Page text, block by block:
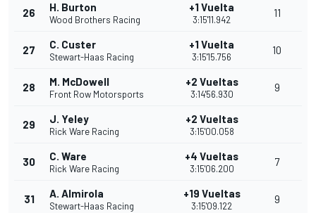
26 H. Burton
Wood Brothers Racing
+1 Vuelta
3:15'11.942
11
27 C. Custer
Stewart-Haas Racing
+1 Vuelta
3:15'15.756
10
28 M. McDowell
Front Row Motorsports
+2 Vueltas
3:14'56.930
9
29 J. Yeley
Rick Ware Racing
+2 Vueltas
3:15'00.058
30 C. Ware
Rick Ware Racing
+4 Vueltas
3:15'06.200
7
31 A. Almirola
Stewart-Haas Racing
+19 Vueltas
3:15'09.122
9